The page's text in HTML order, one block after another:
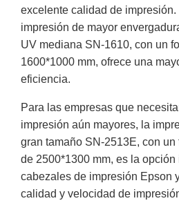
excelente calidad de
impresión de mayor
UV mediana SN-1610, con un
1600*1000 mm, ofrece una
eficiencia.
Para las empresas que
impresión aún mayores, la
gran tamaño SN-2513E, con
de 2500*1300 mm, es la
cabezales de impresión Epson
calidad y velocidad de